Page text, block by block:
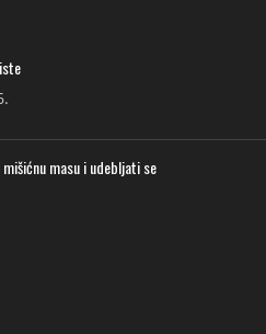
masu i udebljati se